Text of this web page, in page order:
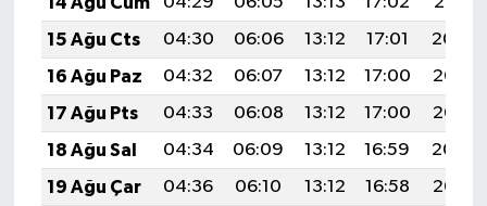
15 Ağu Cts
04:30 06:06 13:12 17:01
20:09
16 Ağu Paz
04:32 06:07 13:12 17:00
20:07
17 Ağu Pts
04:33 06:08 13:12 17:00
20:06
18 Ağu Sal
04:34 06:09 13:12 16:59
20:04
19 Ağu Çar
04:36 06:10 13:12 16:58
20:03